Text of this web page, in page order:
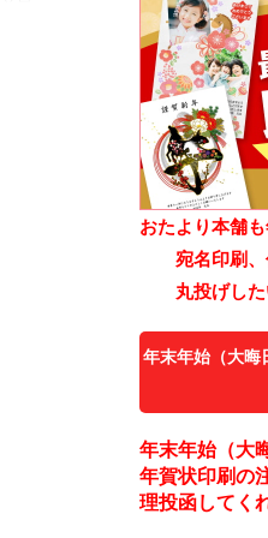
おたより本舗
宛名印刷
丸投げし
年末年始（大晦
年末年始（大
年賀状印刷の
理投函してく